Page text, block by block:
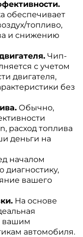
обеспечивает
топливо,
и снижению
Чип-
с учетом
двигателя,
без
Обычно,
расход топлива
деньги на
началом
вашего
На основе
вашим
автомобиля.